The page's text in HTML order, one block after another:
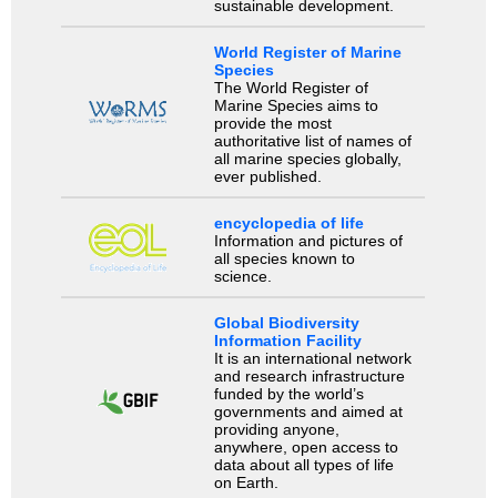
sustainable development.
World Register of Marine
Species
The World Register of
Marine Species aims to
provide the most
authoritative list of names of
all marine species globally,
ever published.
encyclopedia of life
Information and pictures of
all species known to
science.
Global Biodiversity
Information Facility
It is an international network
and research infrastructure
funded by the world’s
governments and aimed at
providing anyone,
anywhere, open access to
data about all types of life
on Earth.